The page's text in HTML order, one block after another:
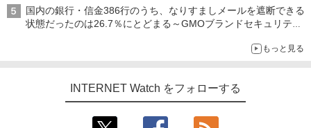
国内の銀行・信金386行のうち、なりすましメールを遮断できる
状態だったのは26.7％にとどまる～GMOブランドセキュリティ
もっと見る
INTERNET Watch をフォローする